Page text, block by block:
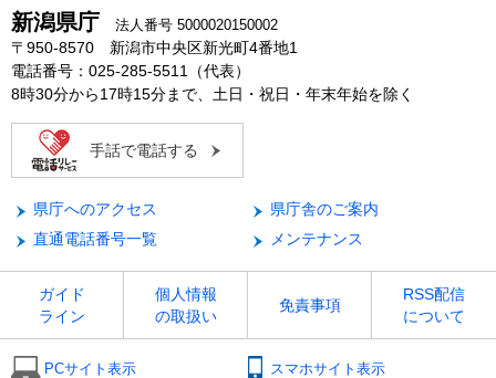
新潟県庁 法人番号 5000020150002
〒950-8570 新潟市中央区新光町4番地1
電話番号：025-285-5511（代表）
8時30分から17時15分まで、土日・祝日・年末年始を除く
手話で電話する
県庁へのアクセス
県庁舎のご案内
直通電話番号一覧
メンテナンス
ガイド
ライン
個人情報
の取扱い
免責事項
RSS配信
について
PCサイト表示 スマホサイト表示